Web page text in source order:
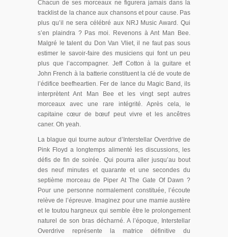
Chacun de ses morceaux ne figurera jamais dans la
tracklist de la chance aux chansons et pour cause. Pas
plus qu’il ne sera célébré aux NRJ Music Award. Qui
s’en plaindra ? Pas moi. Revenons à Ant Man Bee.
Malgré le talent du Don Van Vliet, il ne faut pas sous
estimer le savoir-faire des musiciens qui font un peu
plus que l’accompagner. Jeff Cotton à la guitare et
John French à la batterie constituent la clé de voute de
l’édifice beefheartien. Fer de lance du Magic Band, ils
interprètent Ant Man Bee et les vingt sept autres
morceaux avec une rare intégrité. Après cela, le
capitaine cœur de bœuf peut vivre et les ancêtres
caner. Oh yeah.
La blague qui tourne autour d’Interstellar Overdrive de
Pink Floyd a longtemps alimenté les discussions, les
défis de fin de soirée. Qui pourra aller jusqu’au bout
des neuf minutes et quarante et une secondes du
septième morceau de Piper At The Gate Of Dawn ?
Pour une personne normalement constituée, l’écoute
relève de l’épreuve. Imaginez pour une mamie austère
et le toutou hargneux qui semble être le prolongement
naturel de son bras décharné. A l’époque, Interstellar
Overdrive représente la matrice définitive du